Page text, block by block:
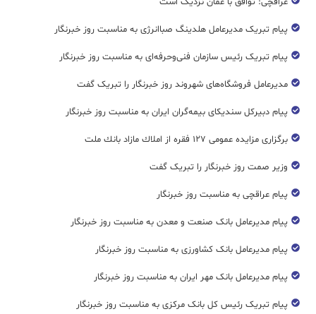
پیام تبریک مدیرعامل هلدینگ صباانرژی به مناسبت روز خبرنگار
پیام تبریک رئیس سازمان فنی‌و‌حرفه‌ای به مناسبت روز خبرنگار
مدیرعامل فروشگاه‌های شهروند روز خبرنگار را تبریک گفت
پیام دبیرکل سندیکای بیمه‌گران ایران به مناسبت روز خبرنگار
برگزاری مزایده عمومی ۱۲۷ فقره از املاك مازاد بانك ملت
وزیر صمت روز خبرنگار را تبریک گفت
پیام عراقچی به مناسبت روز خبرنگار
پیام مدیرعامل بانک صنعت و معدن به مناسبت روز خبرنگار
پیام مدیرعامل بانک کشاورزی به مناسبت روز خبرنگار
پیام مدیرعامل بانک مهر ایران به مناسبت روز خبرنگار
پیام تبریک رئیس کل بانک مرکزی به مناسبت روز خبرنگار